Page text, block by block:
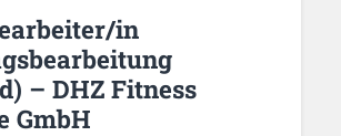
in
– DHZ Fitness
GmbH